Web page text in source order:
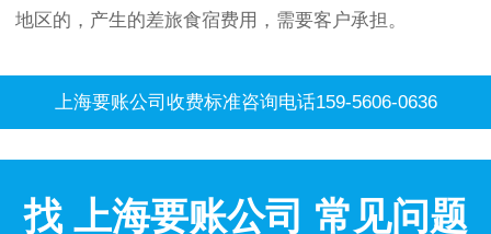
地区的，产生的差旅食宿费用，需要客户承担。
上海要账公司收费标准咨询电话159-5606-0636
找 上海要账公司 常见问题